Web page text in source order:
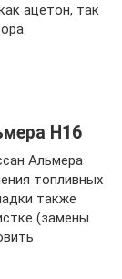
ацетон, так
Н16
Альмера
топливных
также
(замены